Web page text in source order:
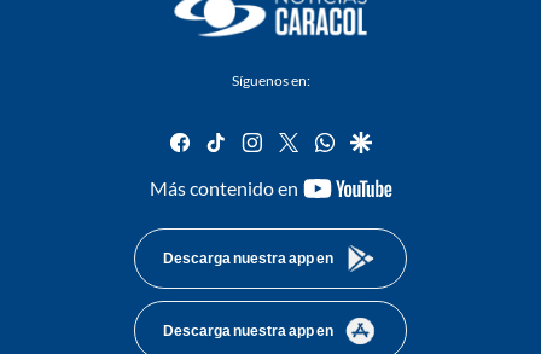
Síguenos en:
facebook
tiktok instagram
twitterwhatsapp
google
Más contenido en
youtube-
Descarga nuestra app en
Descarga nuestra app en